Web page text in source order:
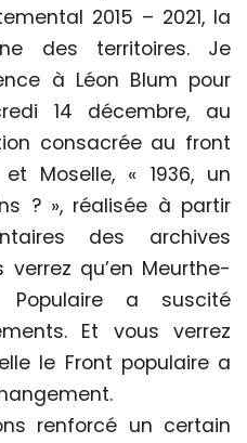
2015 – 2021, la
des territoires. Je
à Léon Blum pour
14 décembre, au
consacrée au front
Moselle, « 1936, un
? », réalisée à partir
des archives
qu’en Meurthe-
Populaire a suscité
Et vous verrez
le Front populaire a
renforcé un certain